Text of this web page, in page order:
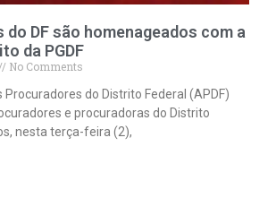
DF são homenageados com a
da PGDF
No Comments
Procuradores do Distrito Federal (APDF)
e procuradoras do Distrito
nesta terça-feira (2),